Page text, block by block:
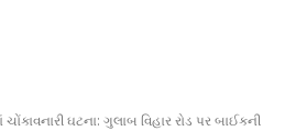
ચોંકાવનારી ઘટના: ગુલાબ વિહાર રોડ પર બાઈકની